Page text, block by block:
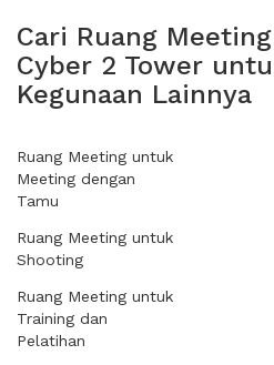
Cari Ruang
Cyber 2 Tower
Kegunaan Lainnya
Ruang Meeting untuk
Meeting dengan
Tamu
Ruang Meeting untuk
Shooting
Ruang Meeting untuk
Training dan
Pelatihan